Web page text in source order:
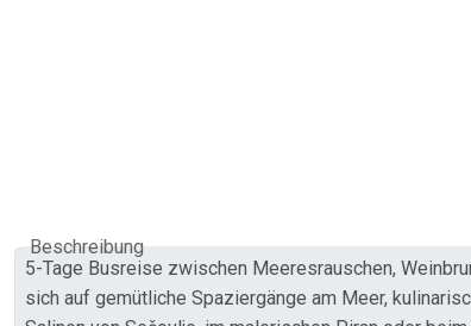
Beschreibung
5-Tage Busreise zwischen Meeresrauschen,
sich auf gemütliche Spaziergänge am Meer,